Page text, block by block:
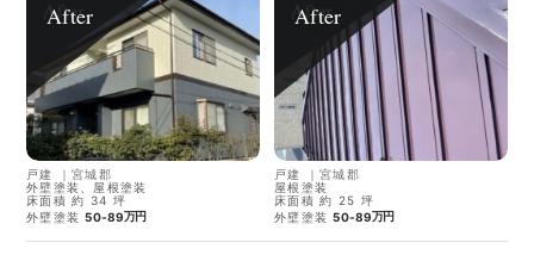
After
戸建 ｜宮城郡
外壁塗装、屋根塗装
床面積 約 34 坪
外壁塗装 50-89万円
After
戸建 ｜宮城郡
屋根塗装
床面積 約 25 坪
外壁塗装 50-89万円